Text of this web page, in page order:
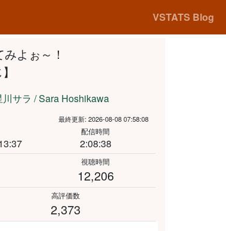
VSTATS Blog
よぉ～！
川サラ / Sara Hoshikawa
最終更新: 2026-08-08 07:58:08
配信時間
2:08:38
視聴時間
12,206
高評価数
2,373